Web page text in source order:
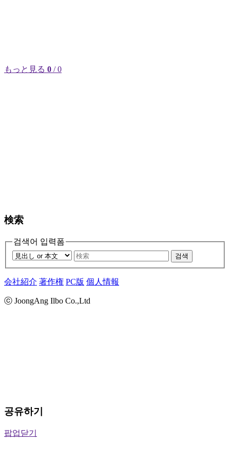
もっと見る 0 / 0
検索
검색어 입력폼
검색
会社紹介 著作権 PC版 個人情報
ⓒ JoongAng Ilbo Co.,Ltd
공유하기
팝업닫기